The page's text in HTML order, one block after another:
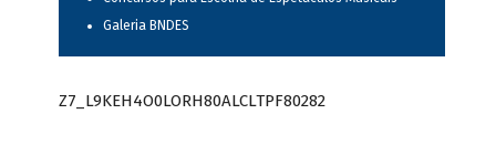
Galeria BNDES
Z7_L9KEH4O0LORH80ALCLTPF80282